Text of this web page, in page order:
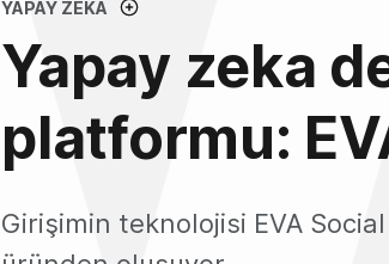
YAPAY ZEKA
Yapay zeka
platformu:
Girişimin teknolojisi EVA